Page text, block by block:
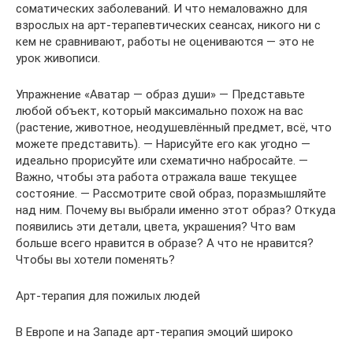
соматических заболеваний. И что немаловажно для
взрослых на арт-терапевтических сеансах, никого ни с
кем не сравнивают, работы не оцениваются — это не
урок живописи.
Упражнение «Аватар — образ души» — Представьте
любой объект, который максимально похож на вас
(растение, животное, неодушевлённый предмет, всё, что
можете представить). — Нарисуйте его как угодно —
идеально прорисуйте или схематично набросайте. —
Важно, чтобы эта работа отражала ваше текущее
состояние. — Рассмотрите свой образ, поразмышляйте
над ним. Почему вы выбрали именно этот образ? Откуда
появились эти детали, цвета, украшения? Что вам
больше всего нравится в образе? А что не нравится?
Чтобы вы хотели поменять?
Арт-терапия для пожилых людей
В Европе и на Западе арт-терапия эмоций широко